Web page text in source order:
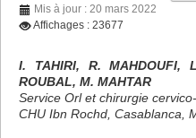
Mis à jour : 20 mars 2022
Affichages : 23677
I. TAHIRI, R. MAHDOUFI,
ROUBAL, M. MAHTAR
Service Orl et chirurgie
CHU Ibn Rochd, Casablanca,